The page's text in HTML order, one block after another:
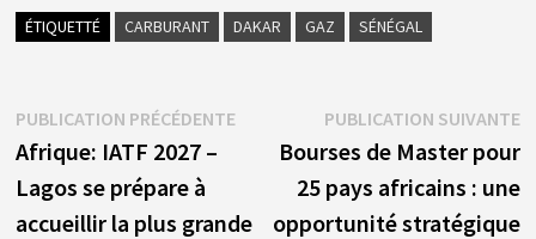
ÉTIQUETTÉ CARBURANT DAKAR GAZ SÉNÉGAL
Navigation
de
l’article
PUBLICATION PRÉCÉDENTEPublication
précédente :
Afrique: IATF 2027 –
Lagos se prépare à
accueillir la plus grande
PUBLICATION SUIVANTE
Bourses de Master pour
25 pays africains : une
opportunité stratégique